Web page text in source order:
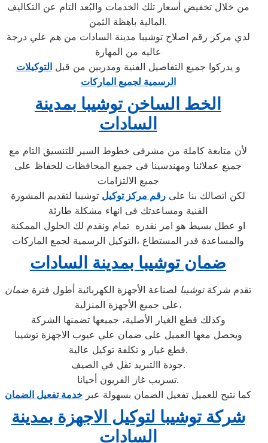
من خلال تخفيض أسعار تلك الخدمات والبُعد التام عن التكاليف
المالية باهظة الثمن.
لدي مركز رقم اصلاح توشيبا مدينة السادات من هم علي درجة
عاليه من المهارة
و يدركوا جميع التفاصيل الفنية ومدربين من قبلالتوكيلات
الرسمية لجميع الماركات
الخط الساخن توشيبا بمدينة
السادات
لأن متابعة كاملة من مشرفى خطوط السير للتنسيق التام مع
جميع عملائنا ومهندسينا فى جميع المحافظات للحفاظ على
جميع الالتزامات
لكن اتصالك بنا على رقم مركز توكيل توشيبا لتقديم المشورة
القنية ومساعدتك فى انهاء مشكلة طارئة
او عطل بسيط هو امر نقدره تمام ونقدم لك الحلول الممكنة
والمساعدة قدر المستطاع ،التوكيل الرسمية لجمع الماركات
ضمان توشيبا بمدينة السادات
تقدم شركةتوشيبا لصناعة الأجهزة الكهربائية أطول فترة ضمان
على جميع الأجهزة المنزلية،
وكذلك قطع الغيار الأصلية، جميعها تضمنها الشركة
ويحصل معها العميل على ضمان علي عيوب الاجهزة توشيبا
قطع غيار و تكلفة توكيل عالية.
جودة االتبريد تقل في الصيف.
تسريب غاز الفريون أحيانا.
كما نتيح للعميل تفعيل الضمان بسهولة عبر خدمة تفعيل الضمان
شركة توشيبا لتوكيل الاجهزة بمدينة
السادات